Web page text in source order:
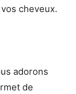
cheveux.
adorons
de